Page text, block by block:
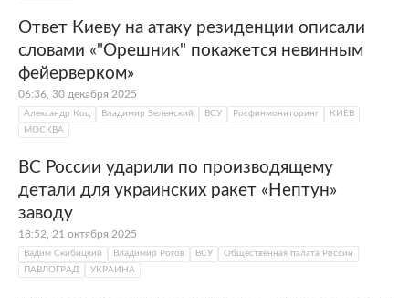
Ответ Киеву на атаку резиденции описали
словами «"Орешник" покажется невинным
фейерверком»
06:36, 30 декабря 2025
Александр Коц Владимир Зеленский ВСУ Росфинмониторинг
КИЕВ
МОСКВА
ВС России ударили по производящему
детали для украинских ракет «Нептун»
заводу
18:52, 21 октября 2025
Вадим Скибицкий Владимир Рогов ВСУ
Общественная палата России
ПАВЛОГРАД
УКРАИНА